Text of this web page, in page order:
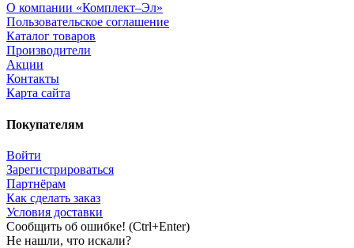
О компании «Комплект–Эл»
Пользовательское соглашение
Каталог товаров
Производители
Акции
Контакты
Карта сайта
Покупателям
Войти
Зарегистрироваться
Партнёрам
Как сделать заказ
Условия доставки
Сообщить об ошибке! (Ctrl+Enter)
Не нашли, что искали?